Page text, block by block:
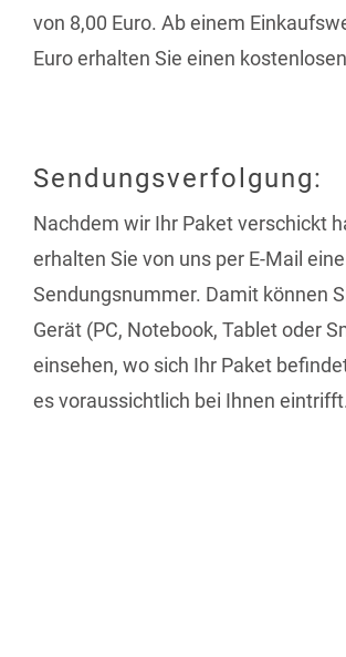
von 8,00 Euro. Ab einem
Euro erhalten Sie einen
Sendungsverfolgung:
Nachdem wir Ihr Paket verschickt
erhalten Sie von uns per E-Mail
Sendungsnummer. Damit können
Gerät (PC, Notebook, Tablet oder
einsehen, wo sich Ihr Paket
es voraussichtlich bei Ihnen eintrifft.